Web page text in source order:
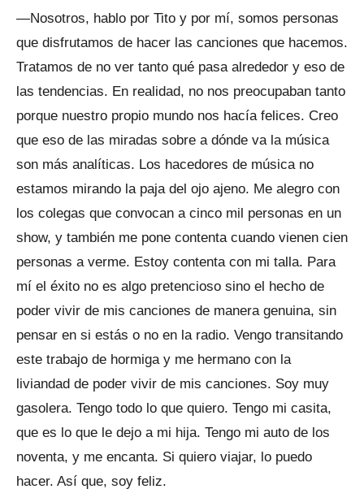
—Nosotros, hablo por Tito y por mí, somos personas
que disfrutamos de hacer las canciones que hacemos.
Tratamos de no ver tanto qué pasa alrededor y eso de
las tendencias. En realidad, no nos preocupaban tanto
porque nuestro propio mundo nos hacía felices. Creo
que eso de las miradas sobre a dónde va la música
son más analíticas. Los hacedores de música no
estamos mirando la paja del ojo ajeno. Me alegro con
los colegas que convocan a cinco mil personas en un
show, y también me pone contenta cuando vienen cien
personas a verme. Estoy contenta con mi talla. Para
mí el éxito no es algo pretencioso sino el hecho de
poder vivir de mis canciones de manera genuina, sin
pensar en si estás o no en la radio. Vengo transitando
este trabajo de hormiga y me hermano con la
liviandad de poder vivir de mis canciones. Soy muy
gasolera. Tengo todo lo que quiero. Tengo mi casita,
que es lo que le dejo a mi hija. Tengo mi auto de los
noventa, y me encanta. Si quiero viajar, lo puedo
hacer. Así que, soy feliz.